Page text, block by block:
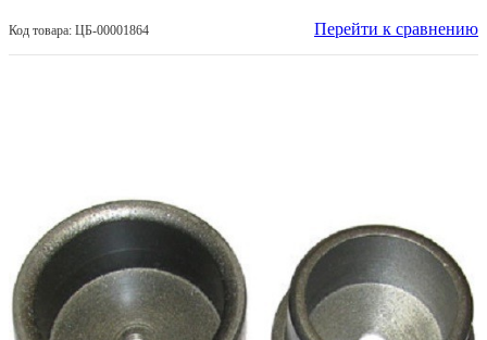
Код товара: ЦБ-00001864 Перейти к сравнению